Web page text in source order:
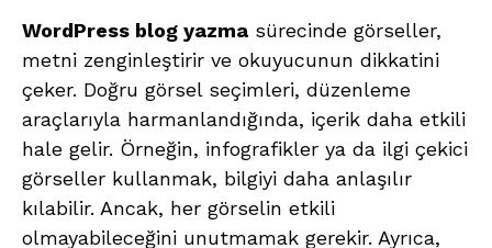
WordPress blog yazma sürecinde görseller,
metni zenginleştirir ve okuyucunun dikkatini
çeker. Doğru görsel seçimleri, düzenleme
araçlarıyla harmanlandığında, içerik daha etkili
hale gelir. Örneğin, infografikler ya da ilgi çekici
görseller kullanmak, bilgiyi daha anlaşılır
kılabilir. Ancak, her görselin etkili
olmayabileceğini unutmamak gerekir. Ayrıca,